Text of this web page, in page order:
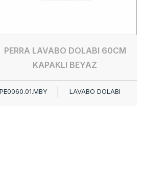
PERRA LAVABO DOLABI 60CM
KAPAKLI BEYAZ
PE0060.01.MBY LAVABO DOLABI